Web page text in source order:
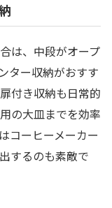
は、中段がオープ
ター収納がおすす
付き収納も日常的
の大皿までを効率
コーヒーメーカー
するのも素敵で